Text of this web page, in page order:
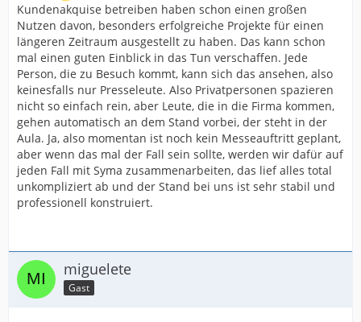
Kundenakquise betreiben haben schon einen großen
Nutzen davon, besonders erfolgreiche Projekte für einen
längeren Zeitraum ausgestellt zu haben. Das kann schon
mal einen guten Einblick in das Tun verschaffen. Jede
Person, die zu Besuch kommt, kann sich das ansehen, also
keinesfalls nur Presseleute. Also Privatpersonen spazieren
nicht so einfach rein, aber Leute, die in die Firma kommen,
gehen automatisch an dem Stand vorbei, der steht in der
Aula. Ja, also momentan ist noch kein Messeauftritt geplant,
aber wenn das mal der Fall sein sollte, werden wir dafür auf
jeden Fall mit Syma zusammenarbeiten, das lief alles total
unkompliziert ab und der Stand bei uns ist sehr stabil und
professionell konstruiert.
miguelete
Gast